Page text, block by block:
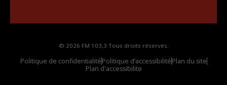
© 2026 FM 103,3 Tous droits réservés.
Politique de confidentialitéPolitique d’accessibilitéPlan du site
Plan d'accessibilite